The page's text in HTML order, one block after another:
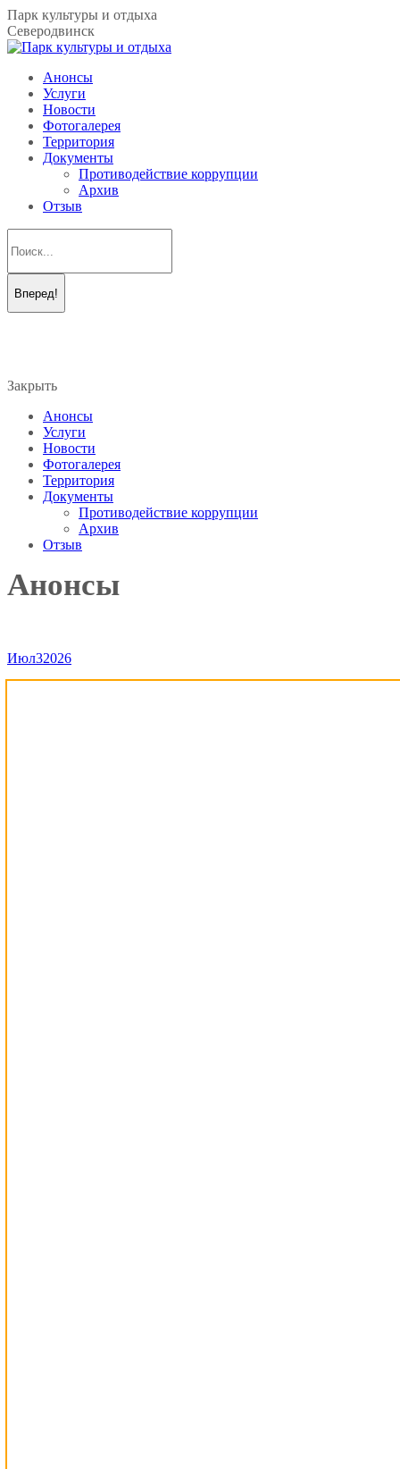
Перейти
к
содержанию
Парк культуры и отдыха
Северодвинск
Анонсы
Услуги
Новости
Фотогалерея
Территория
Документы
Противодействие коррупции
Архив
Отзыв
new
new
Закрыть
Анонсы
Услуги
Новости
Фотогалерея
Территория
Документы
Противодействие коррупции
Архив
Отзыв
Анонсы
Июл32026